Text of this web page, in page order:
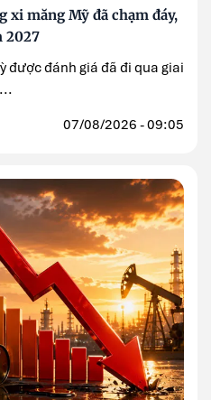
măng Mỹ đã chạm đáy,
2027
được đánh giá đã đi qua giai
07/08/2026 - 09:05